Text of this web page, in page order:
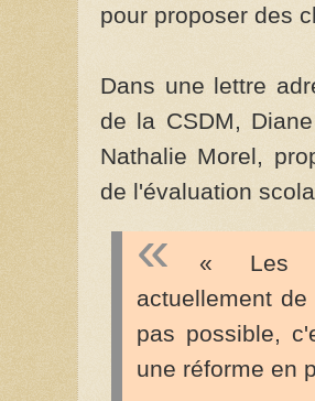
pour proposer des
Dans une lettre
de la CSDM,
Nathalie Morel,
de l'évaluation
« Les
actuellement
pas possible,
une réforme en